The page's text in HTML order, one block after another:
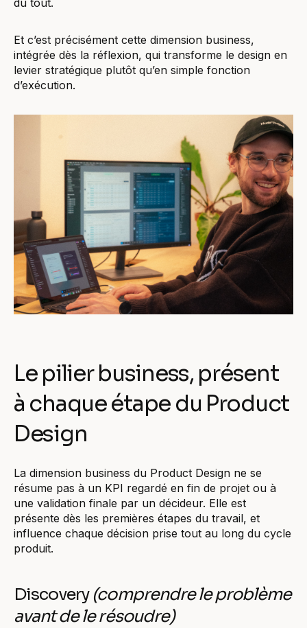
Et c’est précisément cette dimension business,
intégrée dès la réflexion, qui transforme le design en
levier stratégique plutôt qu’en simple fonction
d’exécution.
Le pilier business, présent
à chaque étape du Product
Design
La dimension business du Product Design ne se
résume pas à un KPI regardé en fin de projet ou à
une validation finale par un décideur. Elle est
présente dès les premières étapes du travail, et
influence chaque décision prise tout au long du cycle
produit.
Discovery (comprendre le problème
avant de le résoudre)